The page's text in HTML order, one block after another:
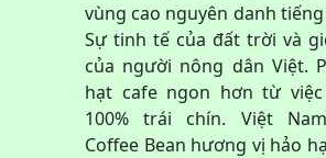
vùng cao nguyên danh
Sự tinh tế của đất trời và
của người nông dân Việt.
hạt cafe ngon hơn từ
100% trái chín. Việt
Coffee Bean hương vị hảo